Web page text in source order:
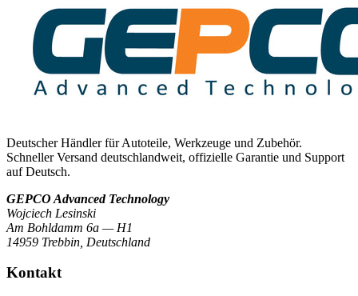
Deutscher Händler für Autoteile, Werkzeuge und Zubehör.
Schneller Versand deutschlandweit, offizielle Garantie und Support
auf Deutsch.
GEPCO Advanced Technology
Wojciech Lesinski
Am Bohldamm 6a — H1
14959 Trebbin Deutschland
Kontakt